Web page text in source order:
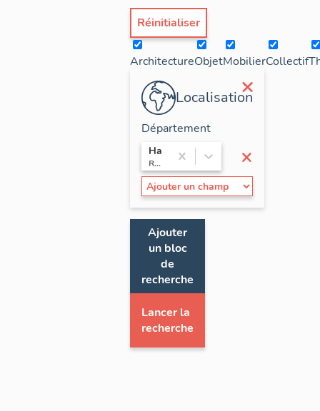
Réinitialiser
ArchitectureObjetMobilierCollectif
×
Localisation
×
Département
Haute-Savoie
Rhône-Alpes
Ajouter
un bloc
de
recherche
Lancer la
recherche